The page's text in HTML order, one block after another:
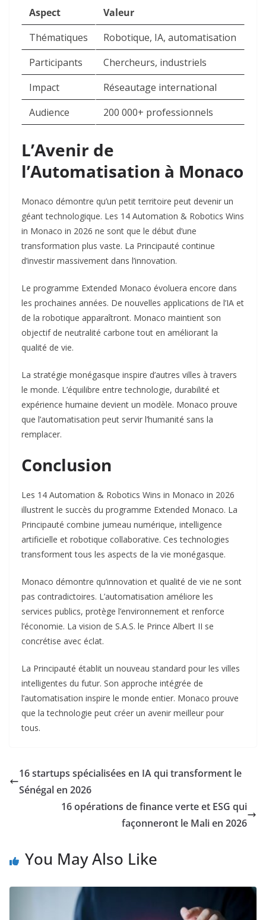
Aspect
Valeur
Thématiques
Robotique, IA, automatisation
Participants
Chercheurs, industriels
Impact
Réseautage international
Audience
200 000+ professionnels
L’Avenir de
l’Automatisation à Monaco
Monaco démontre qu’un petit territoire peut devenir un
géant technologique. Les 14 Automation & Robotics Wins
in Monaco in 2026 ne sont que le début d’une
transformation plus vaste. La Principauté continue
d’investir massivement dans l’innovation.​
Le programme Extended Monaco évoluera encore dans
les prochaines années. De nouvelles applications de l’IA et
de la robotique apparaîtront. Monaco maintient son
objectif de neutralité carbone tout en améliorant la
qualité de vie.​
La stratégie monégasque inspire d’autres villes à travers
le monde. L’équilibre entre technologie, durabilité et
expérience humaine devient un modèle. Monaco prouve
que l’automatisation peut servir l’humanité sans la
remplacer.​
Conclusion
Les 14 Automation & Robotics Wins in Monaco in 2026
illustrent le succès du programme Extended Monaco. La
Principauté combine jumeau numérique, intelligence
artificielle et robotique collaborative. Ces technologies
transforment tous les aspects de la vie monégasque.​
Monaco démontre qu’innovation et qualité de vie ne sont
pas contradictoires. L’automatisation améliore les
services publics, protège l’environnement et renforce
l’économie. La vision de S.A.S. le Prince Albert II se
concrétise avec éclat.​
La Principauté établit un nouveau standard pour les villes
intelligentes du futur. Son approche intégrée de
l’automatisation inspire le monde entier. Monaco prouve
que la technologie peut créer un avenir meilleur pour
tous.​
16 startups spécialisées en IA qui transforment le
Sénégal en 2026
16 opérations de finance verte et ESG qui
façonneront le Mali en 2026
You May Also Like